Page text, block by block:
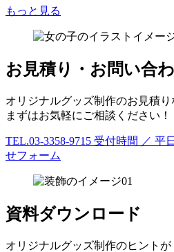
もっと見る
お見積り・お問い合
オリジナルグッズ制作のお見積り
まずはお気軽にご相談ください！
TEL.03-3358-9715 受付時間 ／ 平
せフォーム
資料ダウンロード
オリジナルグッズ制作のヒントが